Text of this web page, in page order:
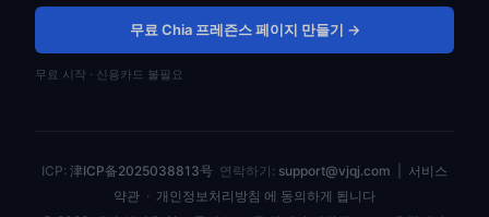
무료 Chia 프레즌스 페이지 만들기 →
무료 시작 · 신용카드 불필요
ICP: 津ICP备2025038813号 연락하기: support@vjqj.com
서비스
약관 · 개인정보처리방침 에 동의하게 됩니다
日本語
Português do Brasil